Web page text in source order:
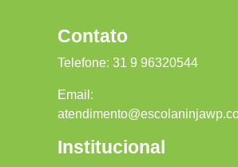
Contato
Telefone: 31 9 96320544
Email:
Institucional